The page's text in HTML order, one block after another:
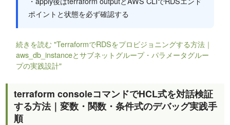
ポイントと状態を必ず確認する
続きを読む "TerraformでRDSをプロビジョニングする方法｜
aws_db_instanceとサブネットグループ・パラメータグルー
プの実践設計"
terraform consoleコマンドでHCL式を対話検証
する方法｜変数・関数・条件式のデバッグ実践手
順